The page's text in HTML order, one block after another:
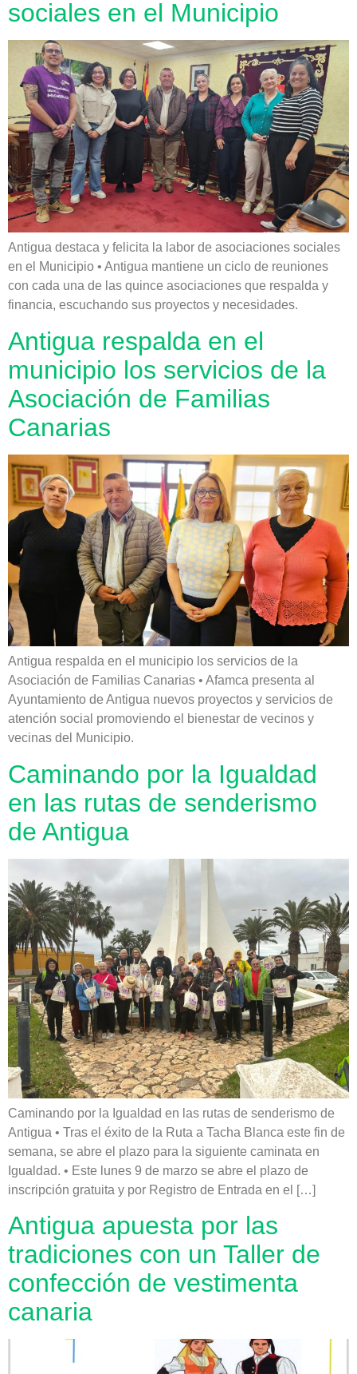
sociales en el Municipio
Antigua destaca y felicita la labor de asociaciones sociales
en el Municipio • Antigua mantiene un ciclo de reuniones
con cada una de las quince asociaciones que respalda y
financia, escuchando sus proyectos y necesidades.
Antigua respalda en el
municipio los servicios de la
Asociación de Familias
Canarias
Antigua respalda en el municipio los servicios de la
Asociación de Familias Canarias • Afamca presenta al
Ayuntamiento de Antigua nuevos proyectos y servicios de
atención social promoviendo el bienestar de vecinos y
vecinas del Municipio.
Caminando por la Igualdad
en las rutas de senderismo
de Antigua
Caminando por la Igualdad en las rutas de senderismo de
Antigua • Tras el éxito de la Ruta a Tacha Blanca este fin de
semana, se abre el plazo para la siguiente caminata en
Igualdad. • Este lunes 9 de marzo se abre el plazo de
inscripción gratuita y por Registro de Entrada en el […]
Antigua apuesta por las
tradiciones con un Taller de
confección de vestimenta
canaria